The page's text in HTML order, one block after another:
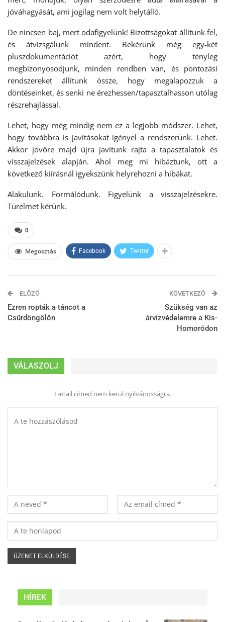
jóváhagyását, ami jogilag nem volt helytálló.
De nincsen baj, mert odafigyelünk! Bizottságokat állítunk fel,
és átvizsgálunk mindent. Bekérünk még egy-két
pluszdokumentációt azért, hogy tényleg
megbizonyosodjunk, minden rendben van, és pontozási
rendszereket állítunk össze, hogy megalapozzuk a
döntéseinket, és senki ne érezhessen/tapasztalhasson utólag
részrehajlással.
Lehet, hogy még mindig nem ez a legjobb módszer. Lehet,
hogy továbbra is javításokat igényel a rendszerünk. Lehet.
Akkor jövőre majd újra javítunk rajta a tapasztalatok és
visszajelzések alapján. Ahol meg mi hibáztunk, ott a
következő kiírásnál igyekszünk helyrehozni a hibákat.
Alakulunk. Formálódunk. Figyelünk a visszajelzésekre.
Türelmet kérünk.
0
Megosztás Facebook Twitter
ELŐZŐ
Ezren ropták a táncot a
Csűrdöngölőn
KÖVETKEZŐ
Szükség van az
árvízvédelemre a Kis-
Homoródon
VÁLASZOLJ
E-mail címed nem kerül nyilvánosságra.
HÍREK